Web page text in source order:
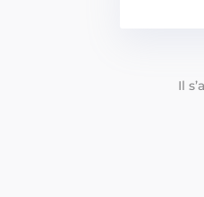
Il